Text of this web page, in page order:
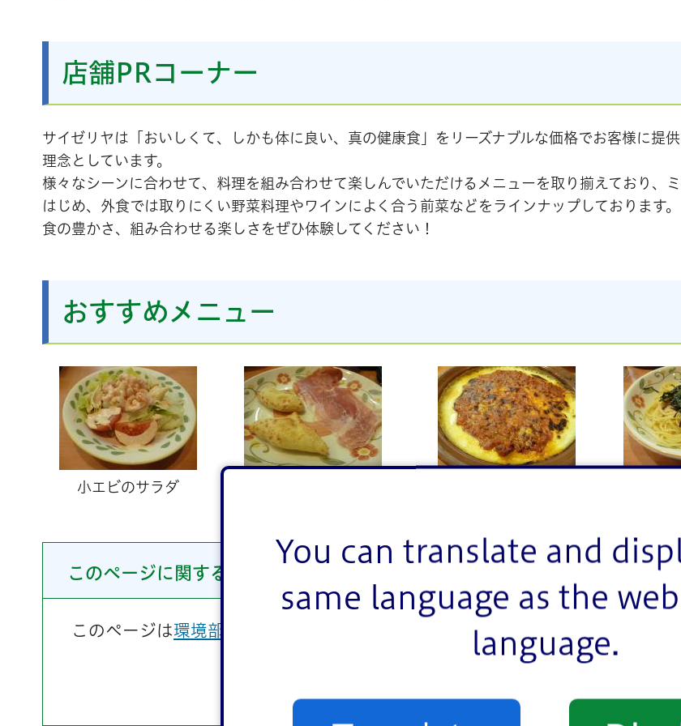
You can translate and
same language as the
language.
店舗PRコーナー
サイゼリヤは「おいしくて、しかも体に良い、真の健康食」をリーズナブルな価格でお客様に提
理念としています。
様々なシーンに合わせて、料理を組み合わせて楽しんでいただけるメニューを取り揃えており、
はじめ、外食では取りにくい野菜料理やワインによく合う前菜などをラインナップしております。
食の豊かさ、組み合わせる楽しさをぜひ体験してください！
おすすめメニュー
小エビのサラダ
このページに関するお問い合わせ
このページは環境部清掃課